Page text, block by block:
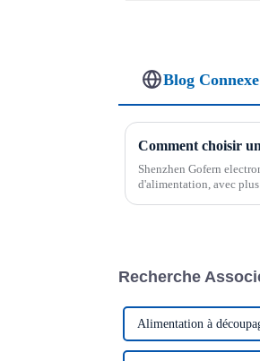
Blog Connexe
Comment choisir
Shenzhen Gofern
d'alimentation, avec plus
Recherche
Alimentation à